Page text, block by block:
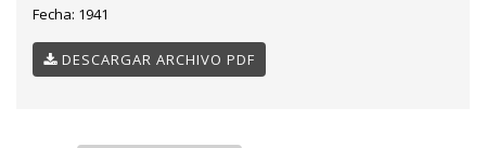
Fecha: 1941
DESCARGAR ARCHIVO PDF